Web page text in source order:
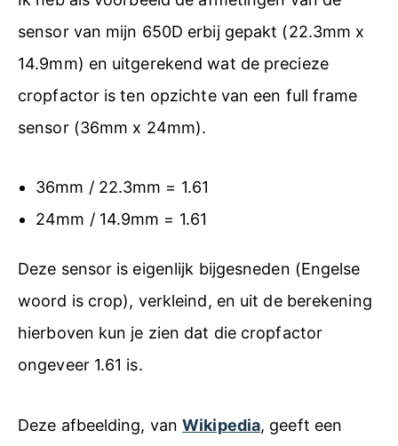
sensor van mijn 650D erbij gepakt (22.3mm x
14.9mm) en uitgerekend wat de precieze
cropfactor is ten opzichte van een full frame
sensor (36mm x 24mm).
36mm / 22.3mm = 1.61
24mm / 14.9mm = 1.61
Deze sensor is eigenlijk bijgesneden (Engelse
woord is crop), verkleind, en uit de berekening
hierboven kun je zien dat die cropfactor
ongeveer 1.61 is.
Deze afbeelding, vanWikipedia, geeft een